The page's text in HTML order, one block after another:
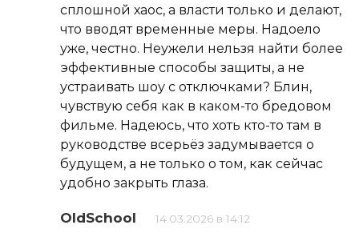
сплошной хаос, а власти только и делают,
что вводят временные меры. Надоело
уже, честно. Неужели нельзя найти более
эффективные способы защиты, а не
устраивать шоу с отключками? Блин,
чувствую себя как в каком-то бредовом
фильме. Надеюсь, что хоть кто-то там в
руководстве всерьёз задумывается о
будущем, а не только о том, как сейчас
удобно закрыть глаза.
OldSchool 14.03.2026 в 14:12